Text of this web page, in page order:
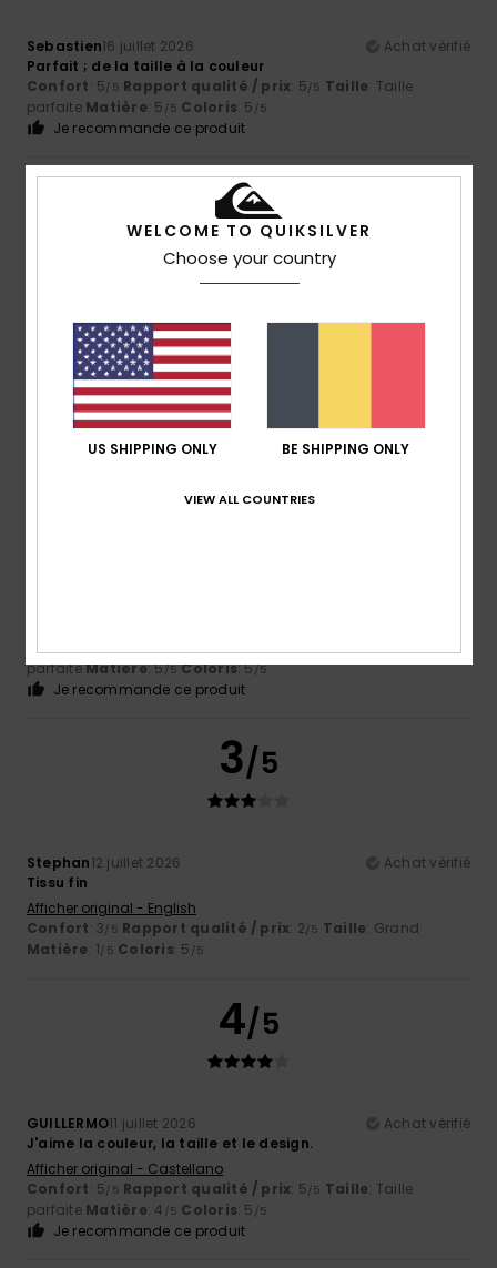
Sebastien16 juillet 2026
Achat vérifié
Parfait ; de la taille à la couleur
Confort: 5/5 Rapport qualité / prix: 5/5 Taille: Taille
parfaite Matière: 5 /5 Coloris: 5 /5
Je recommande ce produit
5/5
La qualité et la coupe sont exceptionnelles.
Afficher original - Deutsch
Confort: 5/5 Rapport qualité / prix
parfaiteMatière: 5/5 Coloris
Je recommande ce produit
parfaiteMatière: 5/5 Coloris: 5/5
Je recommande ce produit
3/5
Stephan12 juillet 2026
Achat vérifié
Tissu fin
Afficher original - English
Confort: 3/5 Rapport qualité / prix: 2/5 Taille: Grand
Matière: 1/5 Coloris: 5 /5
4/5
GUILLERMO11 juillet 2026
Achat vérifié
J'aime la couleur, la taille et le design.
Afficher original - Castellano
Confort: 5/5 Rapport qualité / prix: 5/5 Taille: Taille
parfaite Matière: 4 /5 Coloris: 5 /5
Je recommande ce produit
WELCOME TO QUIKSILVER
Choose your country
US SHIPPING ONLY BE SHIPPING ONLY
VIEW ALL COUNTRIES